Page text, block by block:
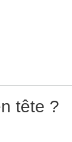
tête ?